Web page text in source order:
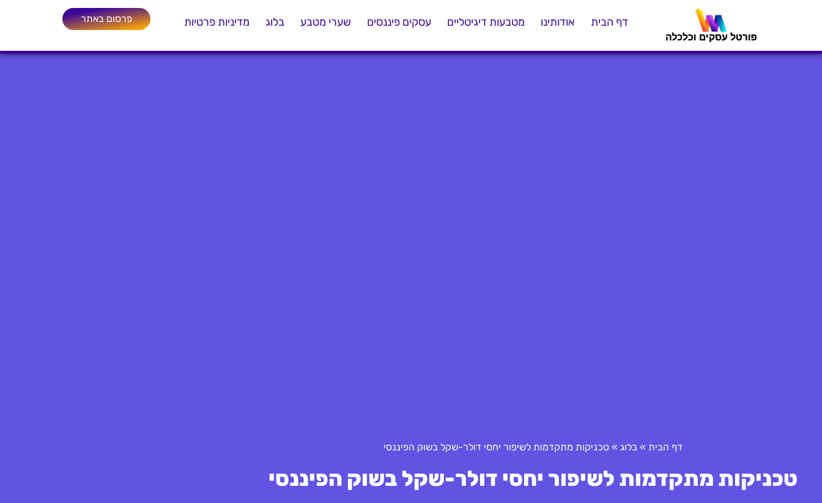
דף הבית אודותינו מטבעות דיגיטליים עסקים פיננסים שערי מטבע בלוג מדיניות פרטיות פרסום באתר
דף הבית » בלוג »טכניקות מתקדמות לשיפור יחסי דולר-שקל בשוק הפיננסי
טכניקות מתקדמות לשיפור יחסי דולר-שקל בשוק הפיננסי